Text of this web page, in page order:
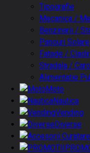
Tipografie
Mecanica /
Benzinarii /
Panouri Solare
Fatade /
Stradala /
Alimentatie
Moto
Nautica
Vending
Diverse